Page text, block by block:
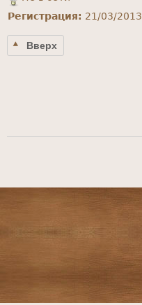
Регистрация: 21/03/2013
Вверх